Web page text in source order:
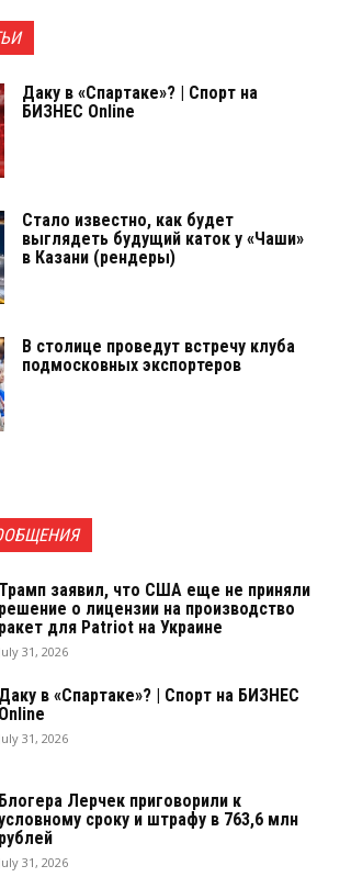
Даку в «Спартаке»? | Спорт на
БИЗНЕС Online
Стало известно, как будет
выглядеть будущий каток у «Чаши»
в Казани (рендеры)
В столице проведут встречу клуба
подмосковных экспортеров
Трамп заявил, что США еще не приняли
решение о лицензии на производство
ракет для Patriot на Украине
July 31, 2026
Даку в «Спартаке»? | Спорт на БИЗНЕС
Online
July 31, 2026
Блогера Лерчек приговорили к
сроку и штрафу в 763,6 млн
рублей
July 31, 2026